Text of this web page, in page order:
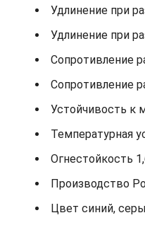
Удлинение при
Удлинение при
Сопротивление
Сопротивление
Устойчивость к
Температурная
Огнестойкость
Производство
Цвет синий,